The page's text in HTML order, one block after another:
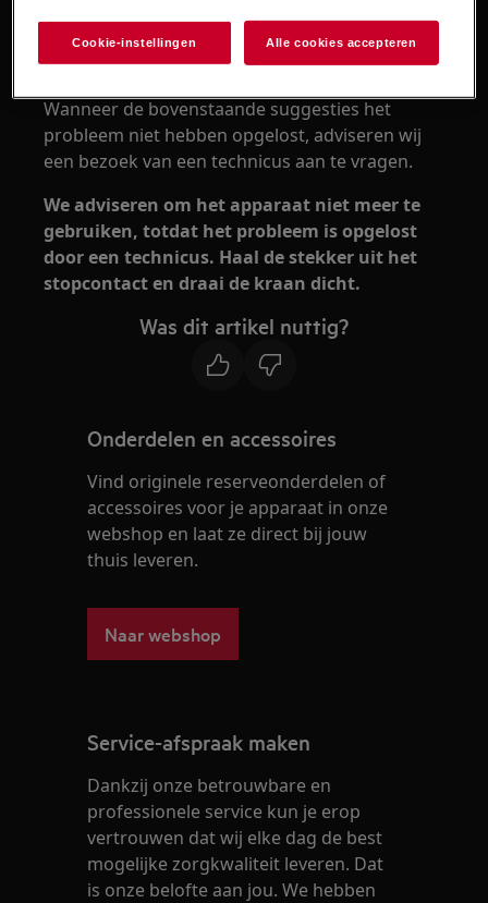
Neem contact op met onze servicedienst
voor een afspraak.
Wanneer de bovenstaande suggesties het
probleem niet hebben opgelost, adviseren wij
een bezoek van een technicus aan te vragen.
We adviseren om het apparaat niet meer te
gebruiken, totdat het probleem is opgelost
door een technicus. Haal de stekker uit het
stopcontact en draai de kraan dicht.
Was dit artikel nuttig?
Onderdelen en accessoires
Vind originele reserveonderdelen of
accessoires voor je apparaat in onze
webshop en laat ze direct bij jouw
thuis leveren.
Naar webshop
Service-afspraak maken
Dankzij onze betrouwbare en
professionele service kun je erop
vertrouwen dat wij elke dag de best
mogelijke zorgkwaliteit leveren. Dat
is onze belofte aan jou. We hebben
Cookie-instellingen Alle cookies accepteren